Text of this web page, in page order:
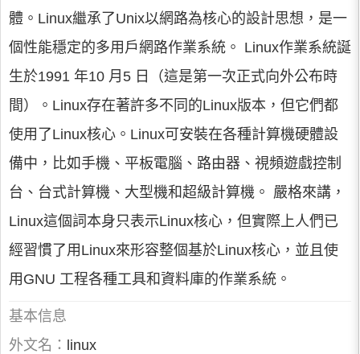
體。Linux繼承了Unix以網路為核心的設計思想，是一
個性能穩定的多用戶網路作業系統。 Linux作業系統誕
生於1991 年10 月5 日（這是第一次正式向外公布時
間）。Linux存在著許多不同的Linux版本，但它們都
使用了Linux核心。Linux可安裝在各種計算機硬體設
備中，比如手機、平板電腦、路由器、視頻遊戲控制
台、台式計算機、大型機和超級計算機。 嚴格來講，
Linux這個詞本身只表示Linux核心，但實際上人們已
經習慣了用Linux來形容整個基於Linux核心，並且使
用GNU 工程各種工具和資料庫的作業系統。
基本信息
外文名： linux